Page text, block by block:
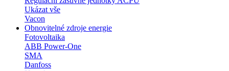
Ukázat vše
Vacon
Obnovitelné zdroje energie
Fotovoltaika
ABB Power-One
SMA
Danfoss